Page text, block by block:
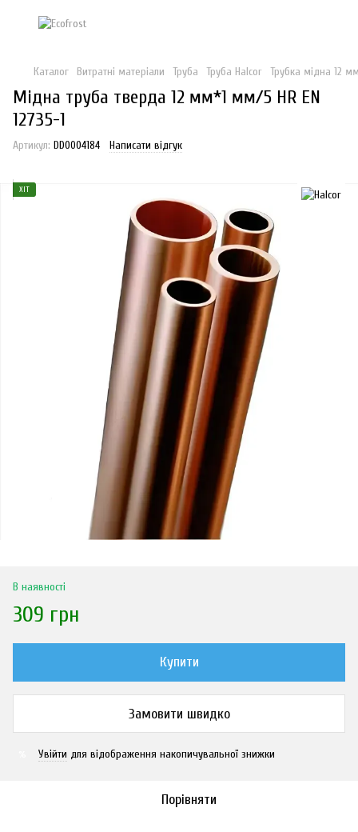
Каталог Витратні матеріали Труба Труба Halcor Трубка мідна 12
Мідна труба тверда 12 мм*1 мм/5 HR EN
12735-1
Артикул: DD0004184 Написати відгук
ХІТ
В наявності
309 грн
Купити
Замовити швидко
Увійти для відображення накопичувальної знижки
Порівняти